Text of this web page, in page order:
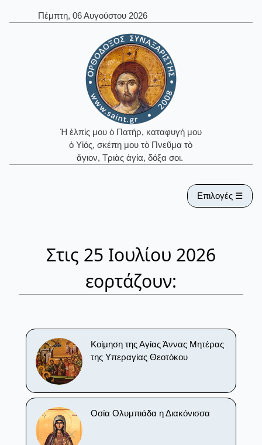
Πέμπτη, 06 Αυγούστου 2026
Ἡ ἐλπίς μου ὁ Πατήρ, καταφυγή μου
ὁ Υἱός, σκέπη μου τὸ Πνεῦμα τὸ
ἅγιον, Τριὰς ἁγία, δόξα σοι.
Επιλογές ☰
Στις 25 Ιουλίου 2026
εορτάζουν:
Κοίμηση της Αγίας Άννας Μητέρας
της Υπεραγίας Θεοτόκου
Οσία Ολυμπιάδα η Διακόνισσα